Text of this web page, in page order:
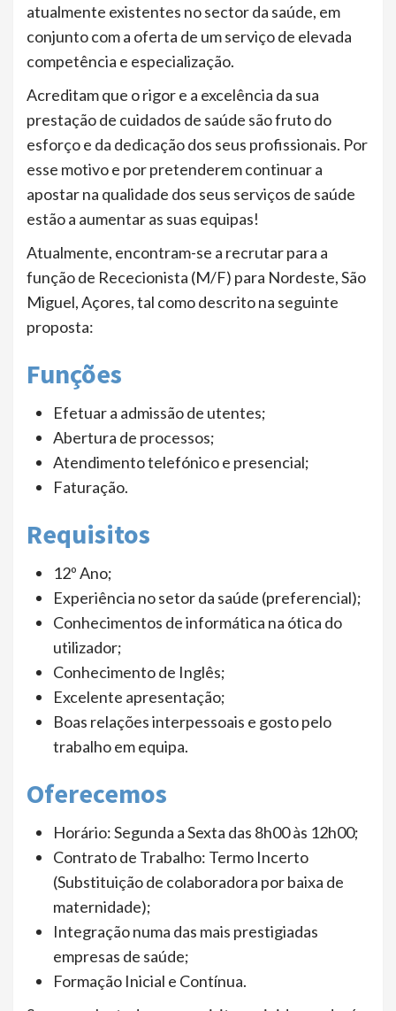
atualmente existentes no sector da saúde, em
conjunto com a oferta de um serviço de elevada
competência e especialização.
Acreditam que o rigor e a excelência da sua
prestação de cuidados de saúde são fruto do
esforço e da dedicação dos seus profissionais. Por
esse motivo e por pretenderem continuar a
apostar na qualidade dos seus serviços de saúde
estão a aumentar as suas equipas!
Atualmente, encontram-se a recrutar para a
função de Rececionista (M/F) para Nordeste, São
Miguel, Açores, tal como descrito na seguinte
proposta:
Funções
Efetuar a admissão de utentes;
Abertura de processos;
Atendimento telefónico e presencial;
Faturação.
Requisitos
12º Ano;
Experiência no setor da saúde (preferencial);
Conhecimentos de informática na ótica do
utilizador;
Conhecimento de Inglês;
Excelente apresentação;
Boas relações interpessoais e gosto pelo
trabalho em equipa.
Oferecemos
Horário: Segunda a Sexta das 8h00 às 12h00;
Contrato de Trabalho: Termo Incerto
(Substituição de colaboradora por baixa de
maternidade);
Integração numa das mais prestigiadas
empresas de saúde;
Formação Inicial e Contínua.